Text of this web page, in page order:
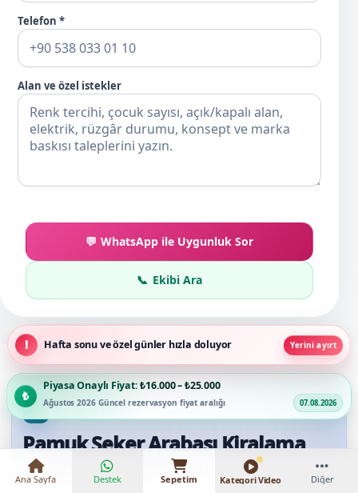
Telefon *
Alan ve özel istekler
WhatsApp ile Uygunluk Sor
Ekibi Ara
SUNUM VE IKRAM DENEYIMLERI
Pamuk Şeker Arabası Kiralama
müşteri deneyimleri
Piyasa Onaylı Fiyat:₺16.000 – ₺25.000
Ağustos 2026 Güncel rezervasyon fiyat aralığı 07.08.2026
Hafta sonu ve özel günler hızla doluyor Yerini ayırt
Ana Sayfa Destek Sepetim Kategori Video Diğer